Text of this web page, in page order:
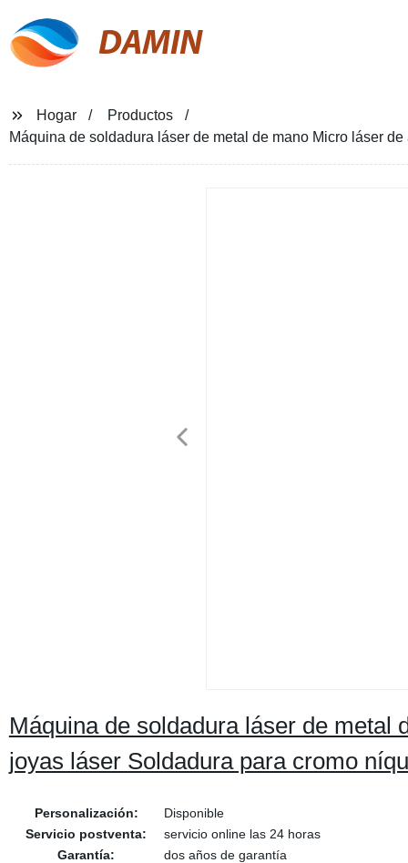
DAMIN
Hogar
Productos
Máquina de soldadura láser de metal de mano Micro láser
Máquina de soldadura láser de metal
joyas láser Soldadura para cromo
Personalización:
Disponible
Servicio postventa:
servicio online las 24 horas
Garantía:
dos años de garantía